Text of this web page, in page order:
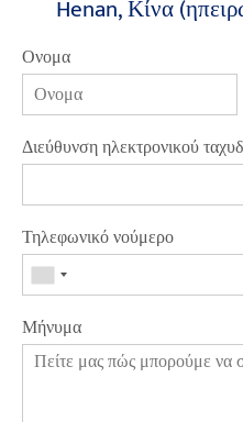
Henan, Κίνα
Ονομα
Διεύθυνση ηλεκτρονικού
Τηλεφωνικό νούμερο
Μήνυμα